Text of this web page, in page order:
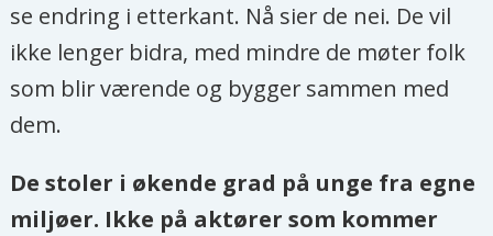
se endring i etterkant. Nå sier de nei. De vil
ikke lenger bidra, med mindre de møter folk
som blir værende og bygger sammen med
dem.
De stoler i økende grad på unge fra egne
miljøer. Ikke på aktører som kommer